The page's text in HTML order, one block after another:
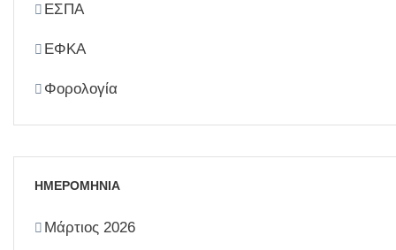
ΕΣΠΑ
ΕΦΚΑ
Φορολογία
ΗΜΕΡΟΜΗΝΙΑ
Μάρτιος 2026